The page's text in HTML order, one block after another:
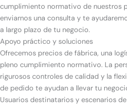
cumplimiento normativo de nuestros
enviarnos una consulta y te
a largo plazo de tu negocio.
Apoyo práctico y soluciones
Ofrecemos precios de fábrica, una
pleno cumplimiento normativo. La
rigurosos controles de calidad y la
de pedido te ayudan a llevar tu
Usuarios destinatarios y escenarios